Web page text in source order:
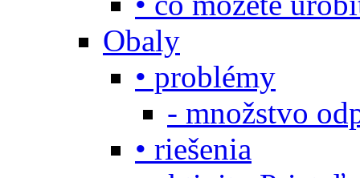
Obaly
• problémy
- množstvo
• riešenia